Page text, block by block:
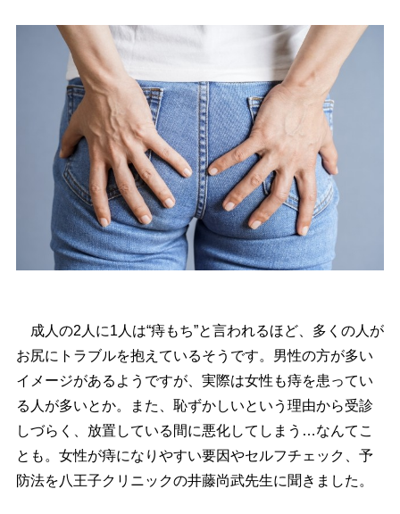
成人の2人に1人は“痔もち”と言われるほど、多くの人が
お尻にトラブルを抱えているそうです。男性の方が多い
イメージがあるようですが、実際は女性も痔を患ってい
る人が多いとか。また、恥ずかしいという理由から受診
しづらく、放置している間に悪化してしまう…なんてこ
とも。女性が痔になりやすい要因やセルフチェック、予
防法を八王子クリニックの井藤尚武先生に聞きました。